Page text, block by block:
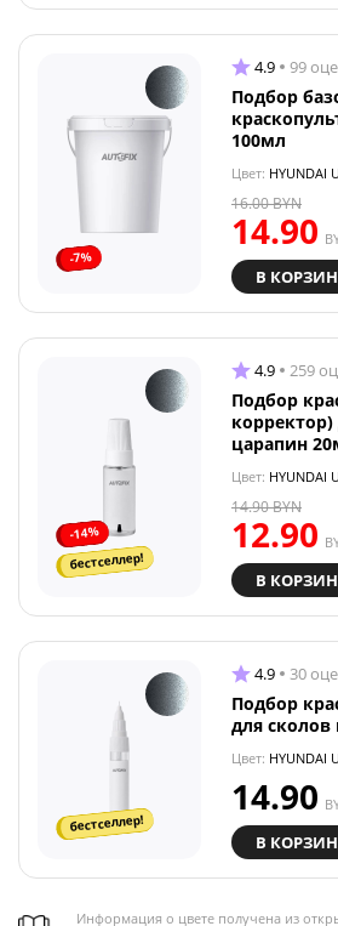
-7%
4.9 99
Подбор
100мл
Цвет: HYUNDAI
14.90
16.00BYN
В
-14%
бестселлер!
4.9 259
Подбор
царапин
Цвет: HYUNDAI
12.90
14.90BYN
В
бестселлер!
4.9 30
Подбор
для
Цвет: HYUNDAI
14.90
В
Информация о цвете получена из